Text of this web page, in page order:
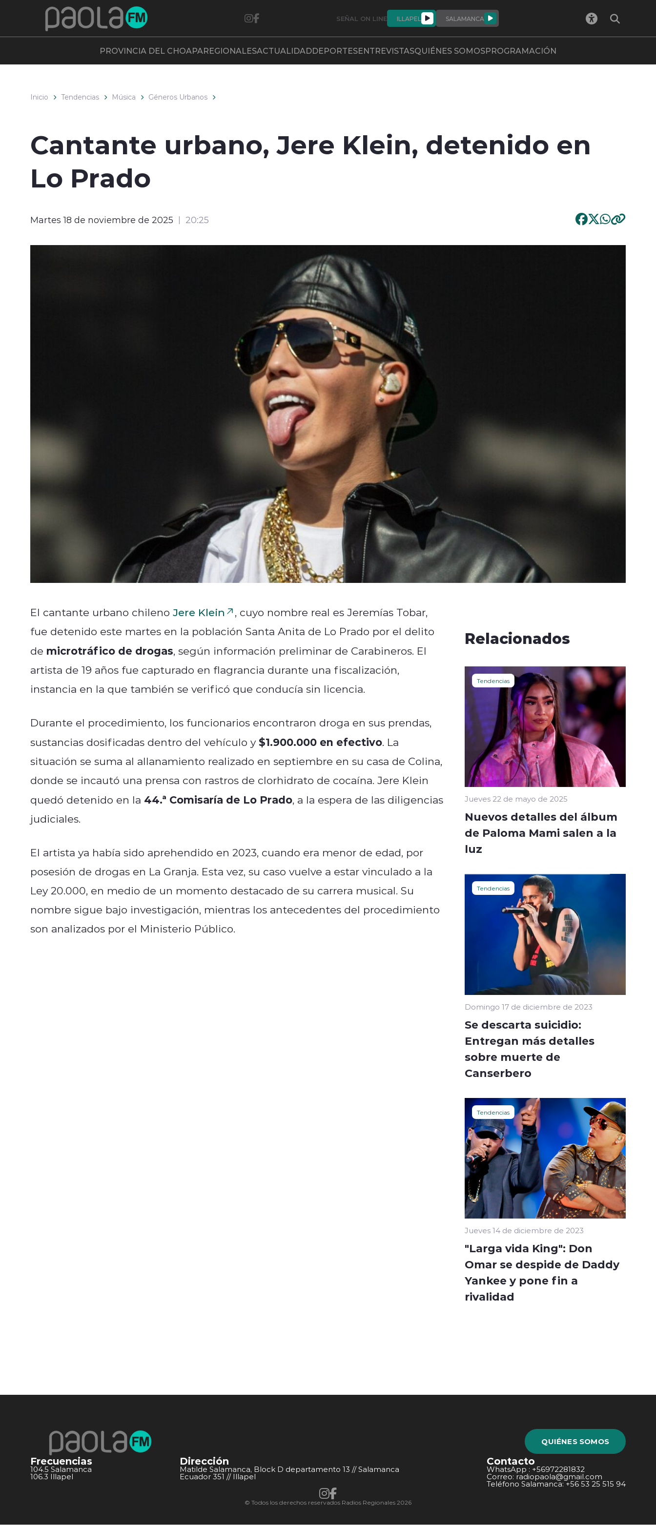
SEÑAL ON LINE ILLAPEL SALAMANCA
PROVINCIA DEL CHOAPAREGIONALESACTUALIDADDEPORTESENTREVISTASQUIÉNES SOMOSPROGRAMACIÓN
Inicio Tendencias Música Géneros Urbanos
Cantante urbano, Jere Klein, detenido en
Lo Prado
Martes 18 de noviembre de 2025 20:25
El cantante urbano chileno Jere Klein
, cuyo nombre real es Jeremías Tobar,
fue detenido este martes en la población Santa Anita de Lo Prado por el delito
de microtráfico de drogas, según información preliminar de Carabineros. El
artista de 19 años fue capturado en flagrancia durante una fiscalización,
instancia en la que también se verificó que conducía sin licencia.
Durante el procedimiento, los funcionarios encontraron droga en sus prendas,
sustancias dosificadas dentro del vehículo y $1.900.000 en efectivo. La
situación se suma al allanamiento realizado en septiembre en su casa de Colina,
donde se incautó una prensa con rastros de clorhidrato de cocaína. Jere Klein
quedó detenido en la 44.ª Comisaría de Lo Prado, a la espera de las diligencias
judiciales.
El artista ya había sido aprehendido en 2023, cuando era menor de edad, por
posesión de drogas en La Granja. Esta vez, su caso vuelve a estar vinculado a la
Ley 20.000, en medio de un momento destacado de su carrera musical. Su
nombre sigue bajo investigación, mientras los antecedentes del procedimiento
son analizados por el Ministerio Público.
Relacionados
Tendencias
Jueves 22 de mayo de 2025
Nuevos detalles del álbum
de Paloma Mami salen a la
luz
Tendencias
Domingo 17 de diciembre de 2023
Se descarta suicidio:
Entregan más detalles
sobre muerte de
Canserbero
Tendencias
Jueves 14 de diciembre de 2023
"Larga vida King": Don
Omar se despide de Daddy
Yankee y pone fin a
rivalidad
QUIÉNES SOMOS
Frecuencias
104.5 Salamanca
106.3 Illapel
Dirección
Matilde Salamanca, Block D departamento 13 // Salamanca
Ecuador 351 // Illapel
Contacto
WhatsApp : +56972281832
Correo: radiopaola@gmail.com
Teléfono Salamanca: +56 53 25 515 94
© Todos los derechos reservados Radios Regionales 2026